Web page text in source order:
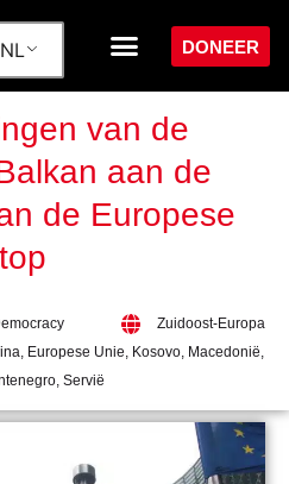
NL DONEER
van de
aan de
de Europese
top
Zuidoost-Europa
, Europese Unie, Kosovo, Macedonië,
, Servië